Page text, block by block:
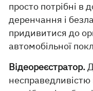
просто потрібні в
деренчання і
придивитися до
автомобільної
Відеореєстратор.